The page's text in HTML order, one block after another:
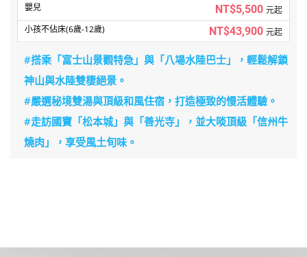
NT$5,500 元起
NT$43,900 元起
#搭乘「富士山景觀特急」與「八場水陸巴士」，輕鬆解鎖
神山與水陸雙棲絕景。
#嚴選秘境雙湯與頂級和風住宿，打造極致的慢活體驗。
#走訪國寶「松本城」與「善光寺」，並大啖頂級「信州牛
燒肉」，享受風土旬味。